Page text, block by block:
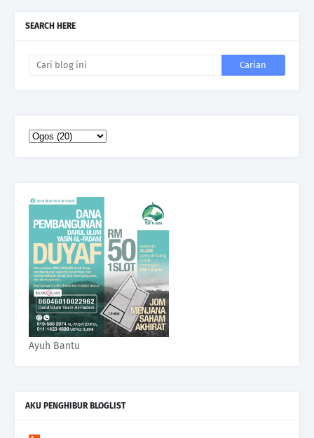
SEARCH HERE
Ayuh Bantu
AKU PENGHIBUR BLOGLIST